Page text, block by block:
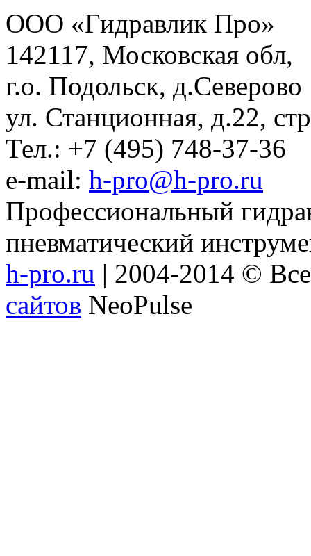
ООО «Гидравлик Про»
142117, Московская обл,
г.о. Подольск, д.Северово
ул. Станционная, д.22,
Тел.: +7 (495) 748-37-36
e-mail: h-pro@h-pro.ru
Профессиональный
пневматический
h-pro.ru | 2004-2014 ©
сайтов NeoPulse